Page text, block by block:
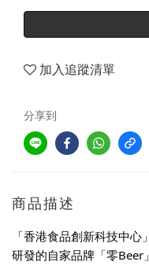
加入追蹤清單
分享到
商品描述
「香港食品創新科技中心」
研發的自家品牌 「零Beer 」